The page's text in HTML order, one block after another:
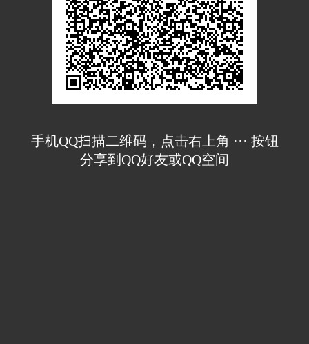
手机QQ扫描二维码，点击右上角 ··· 按钮
分享到QQ好友或QQ空间